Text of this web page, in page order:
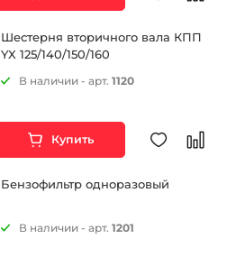
Шестерня вторичного вала КПП
YX 125/140/150/160
В наличии - арт.1120
Купить
Бензофильтр одноразовый
В наличии - арт.1201